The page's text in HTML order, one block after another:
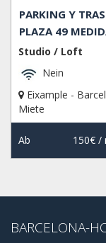
PARKING Y
PLAZA 49
Studio / Loft
Nein
Eixample -
Miete
Ab 150€/
BARCELONA-